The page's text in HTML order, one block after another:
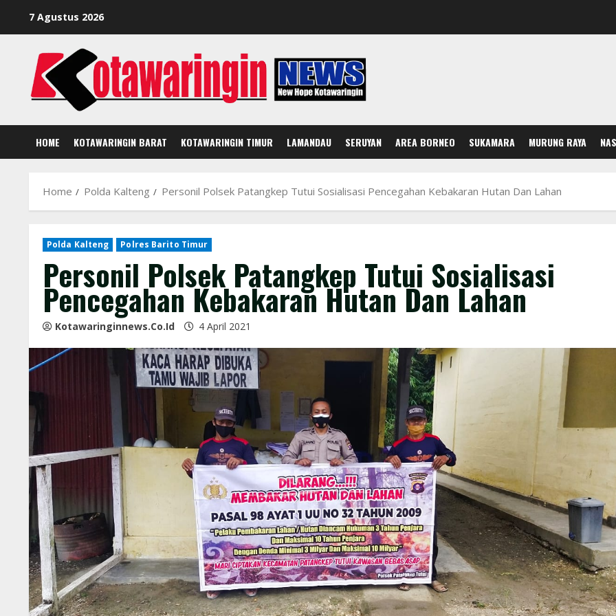
7 Agustus 2026
HOME KOTAWARINGIN BARAT KOTAWARINGIN TIMUR LAMANDAU SERUYAN AREA BORNEO SUKAMARA MURUNG RAYA
Home Polda Kalteng Personil Polsek Patangkep Tutui Sosialisasi Pencegahan Kebakaran Hutan Dan Lahan
Polda Kalteng Polres Barito Timur
Personil Polsek Patangkep Tutui Sosialisasi
Pencegahan Kebakaran Hutan Dan Lahan
Kotawaringinnews.co.id 4 April 2021